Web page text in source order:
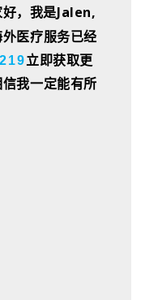
，我是Jalen,
医疗服务已经
立即获取更
我一定能有所